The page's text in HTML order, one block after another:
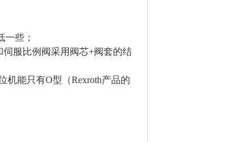
些；
服比例阀采用阀芯+阀套的结
机能只有O型（Rexroth产品的